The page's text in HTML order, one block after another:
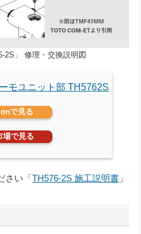
2S」 修理・交換説明図
モユニット部 TH5762S
で見る
場で見る
さい「TH576-2S 施工説明書 」